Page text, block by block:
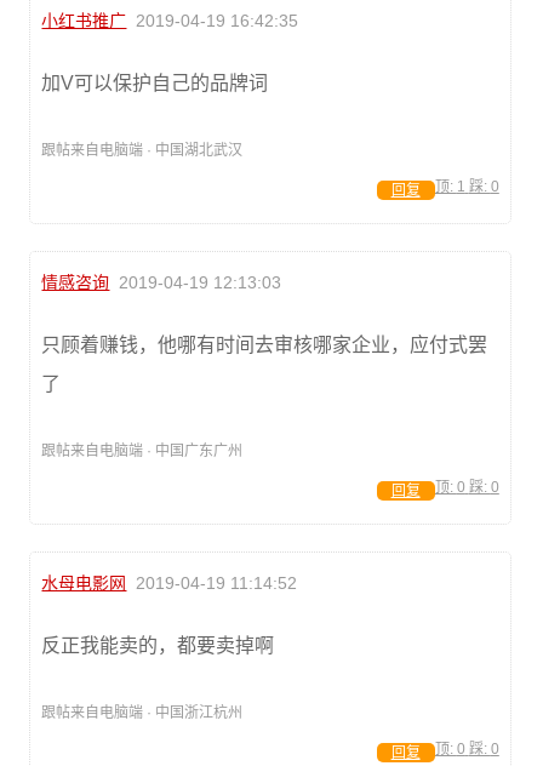
小红书推广 2019-04-19 16:42:35
加V可以保护自己的品牌词
跟帖来自电脑端 · 中国湖北武汉
顶: 1 踩: 0
回复
情感咨询 2019-04-19 12:13:03
只顾着赚钱，他哪有时间去审核哪家企业，应付式罢
了
跟帖来自电脑端 · 中国广东广州
顶: 0 踩: 0
回复
水母电影网 2019-04-19 11:14:52
反正我能卖的，都要卖掉啊
跟帖来自电脑端 · 中国浙江杭州
顶: 0 踩: 0
回复